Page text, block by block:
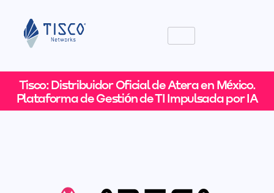
Tisco: Distribuidor Oficial de Atera en México.
Plataforma de Gestión de TI Impulsada por IA